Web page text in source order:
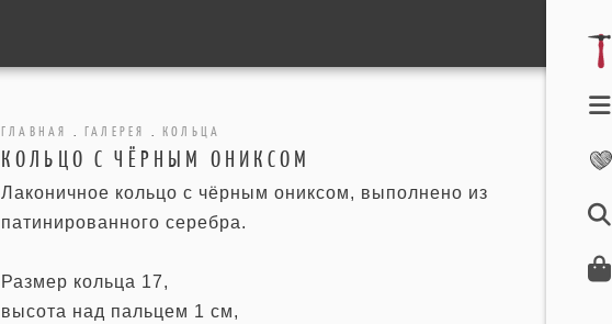
ГЛАВНАЯ . ГАЛЕРЕЯ . КОЛЬЦА
КОЛЬЦО С ЧЁРНЫМ ОНИКСОМ
Лаконичное кольцо с чёрным ониксом, выполнено из
патинированного серебра.
Размер кольца 17,
высота над пальцем 1 см,